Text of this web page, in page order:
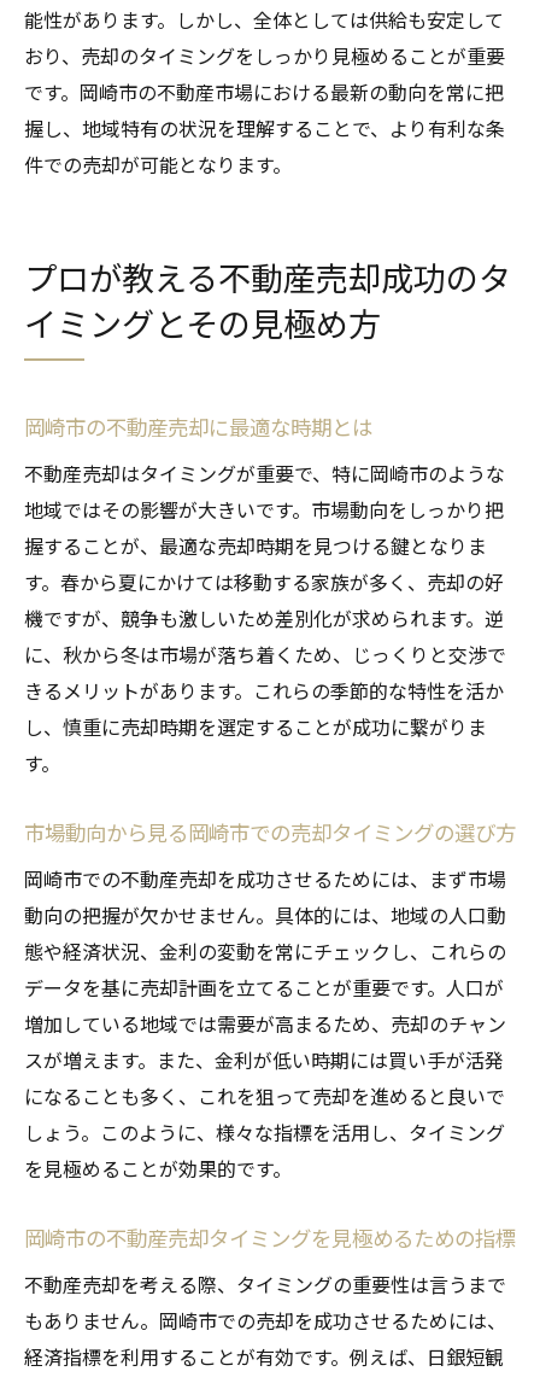
能性があります。しかし、全体としては供給も安定して
おり、売却のタイミングをしっかり見極めることが重要
です。岡崎市の不動産市場における最新の動向を常に把
握し、地域特有の状況を理解することで、より有利な条
件での売却が可能となります。
プロが教える不動産売却成功のタ
イミングとその見極め方
岡崎市の不動産売却に最適な時期とは
不動産売却はタイミングが重要で、特に岡崎市のような
地域ではその影響が大きいです。市場動向をしっかり把
握することが、最適な売却時期を見つける鍵となりま
す。春から夏にかけては移動する家族が多く、売却の好
機ですが、競争も激しいため差別化が求められます。逆
に、秋から冬は市場が落ち着くため、じっくりと交渉で
きるメリットがあります。これらの季節的な特性を活か
し、慎重に売却時期を選定することが成功に繋がりま
す。
市場動向から見る岡崎市での売却タイミングの選び方
岡崎市での不動産売却を成功させるためには、まず市場
動向の把握が欠かせません。具体的には、地域の人口動
態や経済状況、金利の変動を常にチェックし、これらの
データを基に売却計画を立てることが重要です。人口が
増加している地域では需要が高まるため、売却のチャン
スが増えます。また、金利が低い時期には買い手が活発
になることも多く、これを狙って売却を進めると良いで
しょう。このように、様々な指標を活用し、タイミング
を見極めることが効果的です。
岡崎市の不動産売却タイミングを見極めるための指標
不動産売却を考える際、タイミングの重要性は言うまで
もありません。岡崎市での売却を成功させるためには、
経済指標を利用することが有効です。例えば、日銀短観